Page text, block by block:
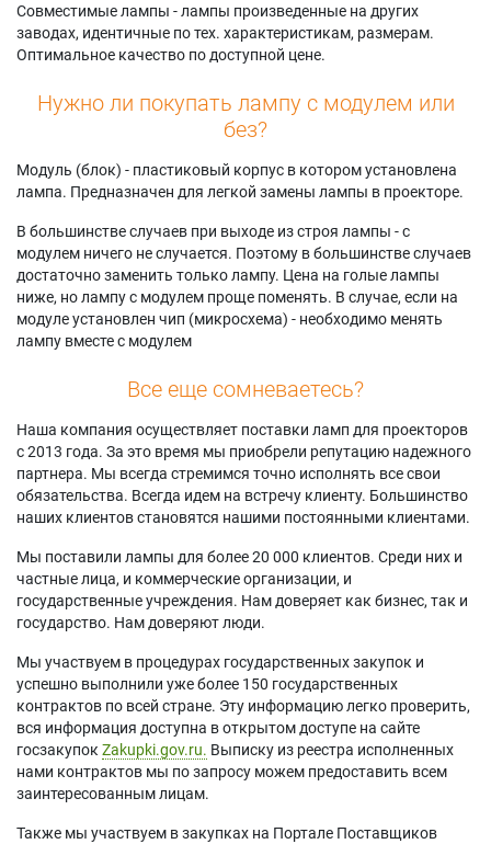
Совместимые лампы - лампы произведенные на других
заводах, идентичные по тех. характеристикам, размерам.
Оптимальное качество по доступной цене.
Нужно ли покупать лампу с модулем или
без?
Модуль (блок) - пластиковый корпус в котором установлена
лампа. Предназначен для легкой замены лампы в проекторе.
В большинстве случаев при выходе из строя лампы - с
модулем ничего не случается. Поэтому в большинстве случаев
достаточно заменить только лампу. Цена на голые лампы
ниже, но лампу с модулем проще поменять. В случае, если на
модуле установлен чип (микросхема) - необходимо менять
лампу вместе с модулем
Все еще сомневаетесь?
Наша компания осуществляет поставки ламп для проекторов
с 2013 года. За это время мы приобрели репутацию надежного
партнера. Мы всегда стремимся точно исполнять все свои
обязательства. Всегда идем на встречу клиенту. Большинство
наших клиентов становятся нашими постоянными клиентами.
Мы поставили лампы для более 20 000 клиентов. Среди них и
частные лица, и коммерческие организации, и
государственные учреждения. Нам доверяет как бизнес, так и
государство. Нам доверяют люди.
Мы участвуем в процедурах государственных закупок и
успешно выполнили уже более 150 государственных
контрактов по всей стране. Эту информацию легко проверить,
вся информация доступна в открытом доступе на сайте
госзакупок Zakupki.gov.ru. Выписку из реестра исполненных
нами контрактов мы по запросу можем предоставить всем
заинтересованным лицам.
Также мы участвуем в закупках на Портале Поставщиков